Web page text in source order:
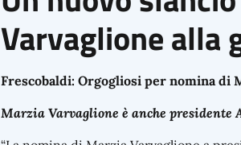
Varvaglione alla
Frescobaldi: Orgogliosi per nomina di
Marzia Varvaglione è anche presidente